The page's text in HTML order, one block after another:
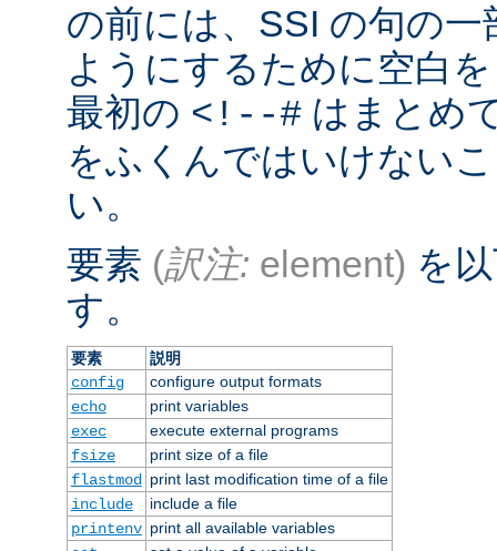
の前には、SSI の句の
ようにするために空白
最初の <!--# はまとめ
をふくんではいけない
い。
要素 (訳注: element) を
す。
要素
説明
config
configure output formats
echo
print variables
exec
execute external programs
fsize
print size of a file
flastmod
print last modification time of a file
include
include a file
printenv print all available variables